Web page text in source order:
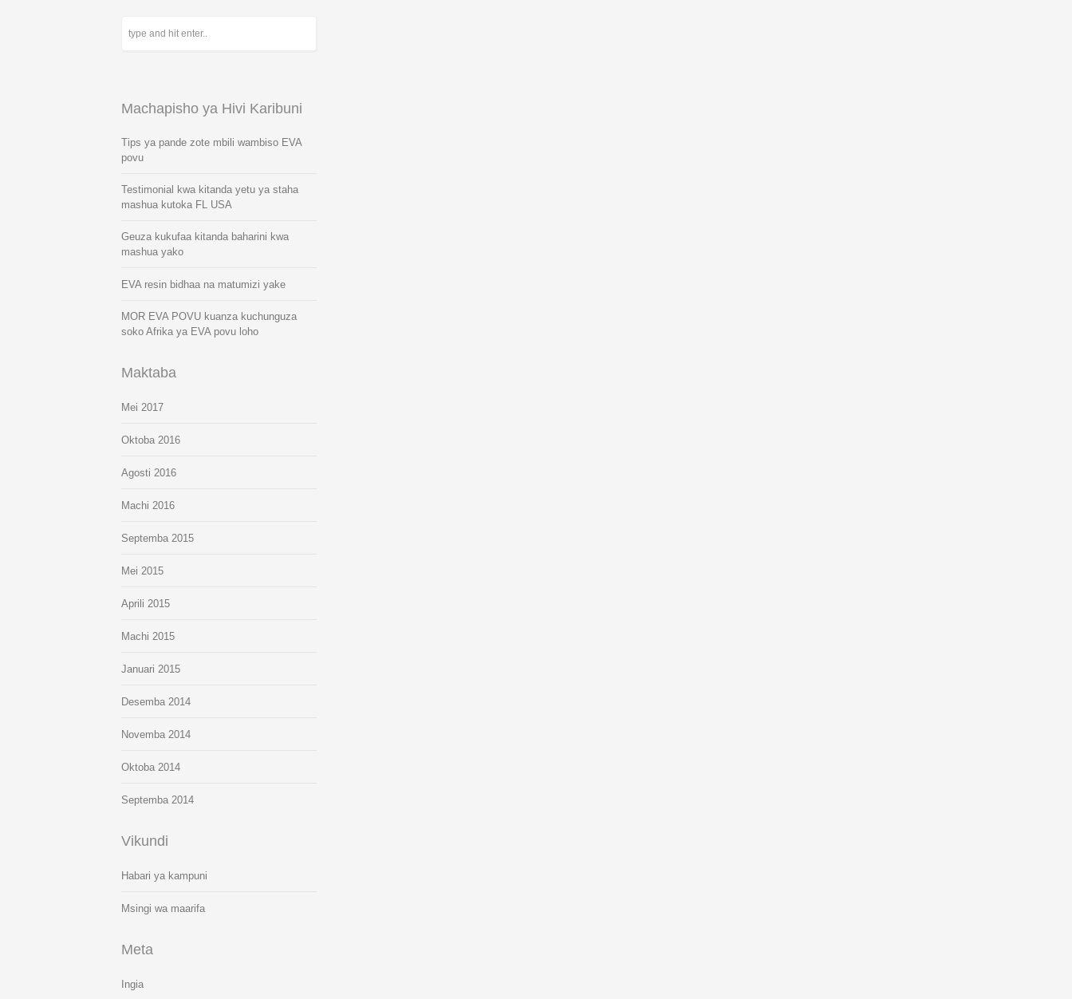
Machapisho ya Hivi Karibuni
Tips ya pande zote mbili wambiso EVA
povu
Testimonial kwa kitanda yetu ya staha
mashua kutoka FL USA
Geuza kukufaa kitanda baharini kwa
mashua yako
EVA resin bidhaa na matumizi yake
MOR EVA POVU kuanza kuchunguza
soko Afrika ya EVA povu loho
Maktaba
Mei 2017
Oktoba 2016
Agosti 2016
Machi 2016
Septemba 2015
Mei 2015
Aprili 2015
Machi 2015
Januari 2015
Desemba 2014
Novemba 2014
Oktoba 2014
Septemba 2014
Vikundi
Habari ya kampuni
Msingi wa maarifa
Meta
Ingia